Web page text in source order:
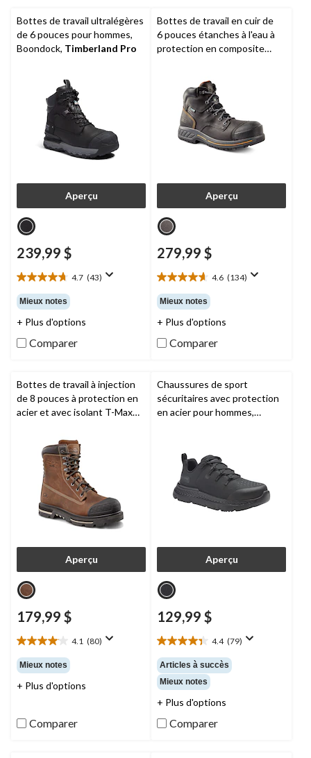
Bottes de travail ultralégères
de 6 pouces pour hommes,
Boondock, Timberland Pro
Aperçu
239,99 $
4.7 (43)
4.7
étoile(s)
sur
5.
43
évaluations
Mieux notes
+ Plus d'options
Comparer
Bottes de travail en cuir de
6 pouces étanches à l'eau à
protection en composite
Aperçu
279,99 $
4.6 (134)
4.6
étoile(s)
sur
5.
134
évaluations
Mieux notes
+ Plus d'options
Comparer
Bottes de travail à injection
de 8 pouces à protection en
acier et avec isolant T-Max
Workpro Series
Aperçu
179,99 $
4.1 (80)
4.1
étoile(s)
sur
5.
Mieux notes
+ Plus d'options
Comparer
Chaussures de sport
sécuritaires avec protection
en acier pour hommes,
Aperçu
129,99 $
4.4 (79)
4.4
étoile(s)
sur
5.
79
Articles à succès
Mieux notes
+ Plus d'options
Comparer